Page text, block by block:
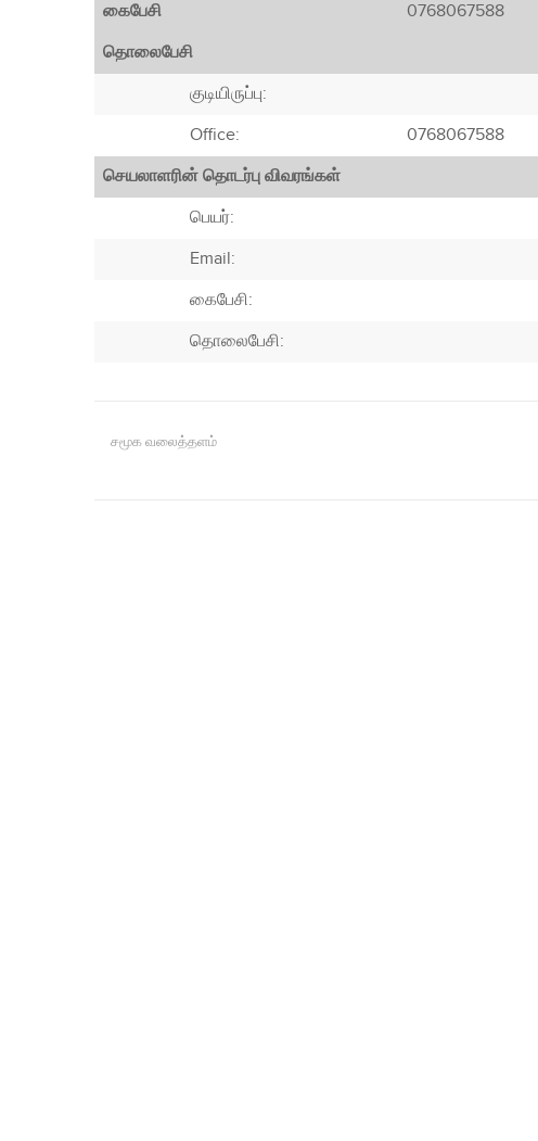
கைபேசி
0768067588
தொலைபேசி
குடியிருப்பு:
Office:
0768067588
செயலாளரின் தொடர்பு விவரங்கள்
பெயர்:
Email:
கைபேசி:
தொலைபேசி:
சமூக வலைத்தளம்